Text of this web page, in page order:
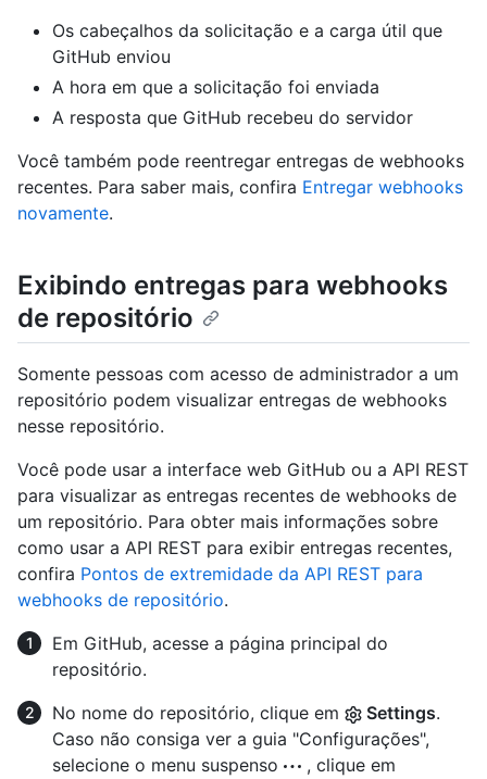
Os cabeçalhos da solicitação e a carga útil que
GitHub enviou
A hora em que a solicitação foi enviada
A resposta que GitHub recebeu do servidor
Você também pode reentregar entregas de webhooks
recentes. Para saber mais, confira Entregar webhooks
novamente.
Exibindo entregas para webhooks
de repositório
Somente pessoas com acesso de administrador a um
repositório podem visualizar entregas de webhooks
nesse repositório.
Você pode usar a interface web GitHub ou a API REST
para visualizar as entregas recentes de webhooks de
um repositório. Para obter mais informações sobre
como usar a API REST para exibir entregas recentes,
confira Pontos de extremidade da API REST para
webhooks de repositório.
Em GitHub, acesse a página principal do
repositório.
No nome do repositório, clique em
Settings.
Caso não consiga ver a guia "Configurações",
selecione o menu suspenso
, clique em